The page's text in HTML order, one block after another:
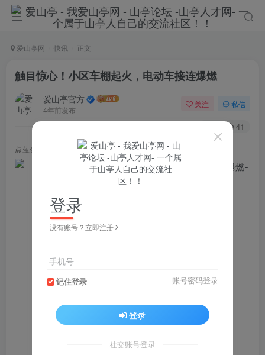
爱山亭网 快讯 正文
触目惊心！小区车棚起火，电动车接连爆燃
爱山亭官方
4年前发布
关注 私信
41
点蓝色字关注 “山亭快报”
7月9日14时25分
南京市鼓楼区凤凰街道杏林新村小区
登录
没有账号？立即注册
手机号
记住登录 账号密码登录
登录
社交账号登录